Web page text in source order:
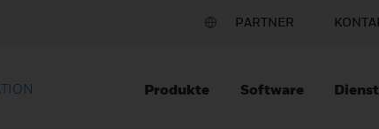
PARTNER
Produkte Software